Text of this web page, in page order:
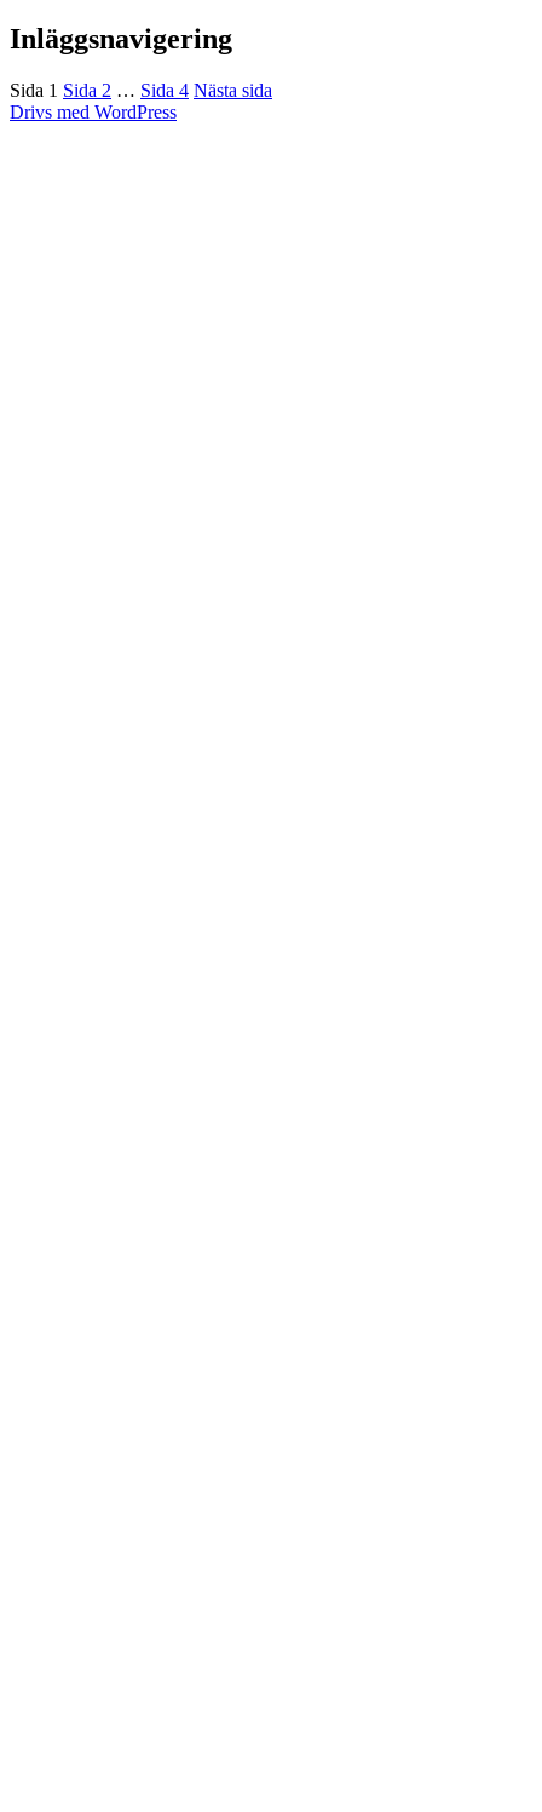
Inläggsnavigering
Sida 1 Sida 2 … Sida 4 Nästa sida
Drivs med WordPress